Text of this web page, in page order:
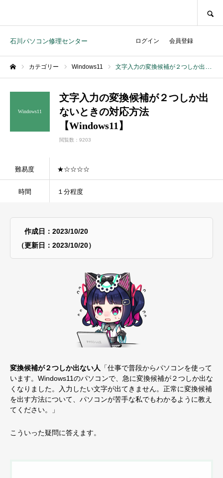
石川パソコン修理センター ログイン 会員登録
カテゴリー Windows11 文字入力の変換候補が２つしか出ないときの対応方法【Windows11】
Windows11
文字入力の変換候補が２つしか出
ないときの対応方法
【Windows11】
閲覧数：9203
難易度 ★☆☆☆☆
時間 １分程度
作成日：2023/10/20
（更新日：2023/10/20）
変換候補が２つしか出ない人
「仕事で普段からパソコンを使って
います。Windows11のパソコンで、急に変換候補が２つしか出な
くなりました。入力したい文字が出てきません。正常に変換候補
を出す方法について、パソコンが苦手な私でもわかるように教え
てください。」
こういった疑問に答えます。